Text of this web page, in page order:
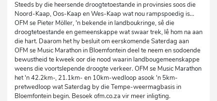
Steeds by die heersende droogtetoestande in provinsies soos die
Noord-Kaap, Oos-Kaap en Wes-Kaap wat nou rampspoedig is...
OFM se Pieter Möller, 'n bekende in landboukringe, sê die
droogtetoestande en gemeenskappe wat swaar trek, lê hom na aan
die hart. Daarom het hy besluit om eerskomende Saterdag aan
OFM se Music Marathon in Bloemfontein deel te neem en sodoende
bewustheid te kweek oor die nood waarin landbougemeenskappe
weens die voortslepende droogte verkeer. OFM se Music Marathon
het 'n 42.2km-, 21.1km- en 10km-wedloop asook 'n 5km-
pretwedloop wat Saterdag by die Tempe-weermagbasis in
Bloemfontein begin. Besoek ofm.co.za vir meer inligting.